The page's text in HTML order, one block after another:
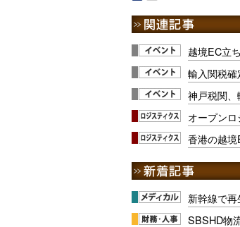
越境EC立
輸入関税
神戸税関
オープン
香港の越
新幹線で
SBSHD物